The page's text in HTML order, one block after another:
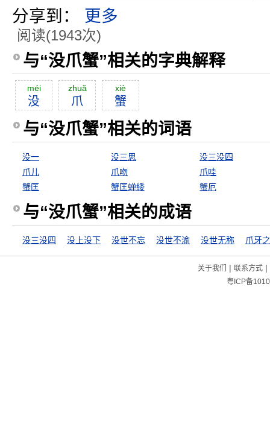
分享到： 更多
阅读(1943次)
与“没爪蟹”相关的字典解释
méi
没
zhuă
爪
xiè
蟹
与“没爪蟹”相关的词语
没一 没三思
没三没四
爪儿
爪吻
爪哇
蟹匡
蟹匡蝉緌 蟹厄
与“没爪蟹”相关的成语
没三没四 没上没下 没世不忘 没世不渝 没世无称 爪牙
关于我们 | 联系方式|
粤ICP备